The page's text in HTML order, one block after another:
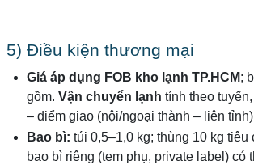
5) Điều kiện thương mại
Giá áp dụng FOB kho lạnh TP.HCM;
gồm. Vận chuyển lạnh tính theo
– điểm giao (nội/ngoại thành – liên
Bao bì: túi 0,5–1,0 kg; thùng 10 kg tiêu
bao bì riêng (tem phụ, private label) có